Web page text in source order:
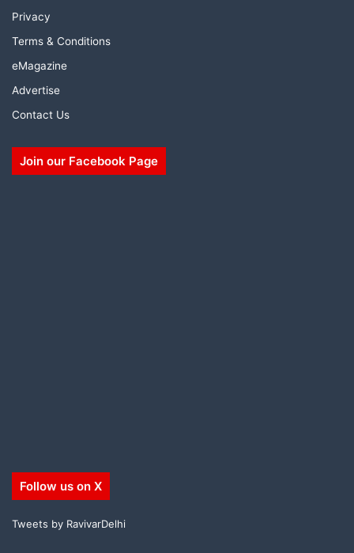
Privacy
Terms & Conditions
eMagazine
Advertise
Contact Us
Join our Facebook Page
Follow us on X
Tweets by RavivarDelhi